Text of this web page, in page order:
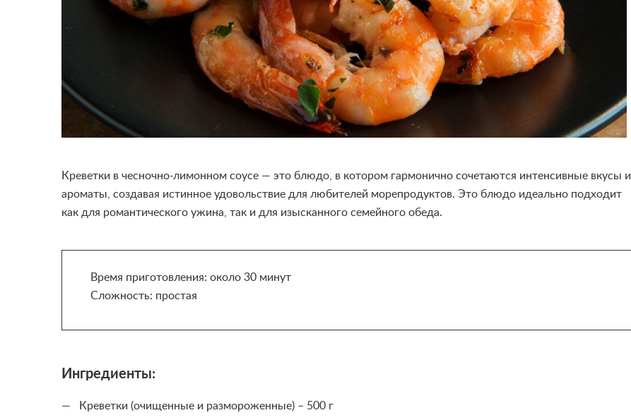
Креветки в чесночно-лимонном соусе — это блюдо, в котором гармонично сочетаются интенсивные вкусы и
ароматы, создавая истинное удовольствие для любителей морепродуктов. Это блюдо идеально подходит
как для романтического ужина, так и для изысканного семейного обеда.
Время приготовления: около 30 минут
Сложность: простая
Ингредиенты:
Креветки (очищенные и размороженные) – 500 г